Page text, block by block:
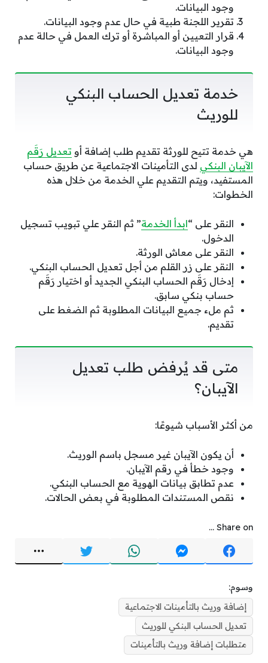
وجود البيانات.
تقرير اللجنة طبية في حال عدم وجود البيانات.
قرار التعيين أو المباشرة أو ترك العمل في حالة عدم
وجود البيانات.​
خدمة تعديل الحساب البنكي
للوريث
هي خدمة تتيح للورثة تقديم طلب إضافة أو تعديل رَقَم
الآيبان البنكي لدى التأمينات الاجتماعية عن طريق حساب
المستفيد، ويتم التقديم علي الخدمة من خلال هذه
الخطوات:
النقر على “ابدأ الخدمة” ثم النقر علي تبويب تسجيل
الدخول.
النقر على معاش الورثة.
النقر على زر القلم من أجل تعديل الحساب البنكي.
إدخال رَقَم الحساب البنكي الجديد أو اختيار رَقَم
حساب بنكي سابق.
ثم ملء جميع البيانات المطلوبة ثم الضغط على
تقديم.
متى قد يُرفض طلب تعديل
الآيبان؟
من أكثر الأسباب شيوعًا:
أن يكون الآيبان غير مسجل باسم الوريث.
وجود خطأ في رقم الآيبان.
عدم تطابق بيانات الهوية مع الحساب البنكي.
نقص المستندات المطلوبة في بعض الحالات.
Share on ...
وسوم:
إضافة وريث بالتأمينات الاجتماعية
تعديل الحساب البنكي للوريث
متطلبات إضافة وريث بالتأمينات